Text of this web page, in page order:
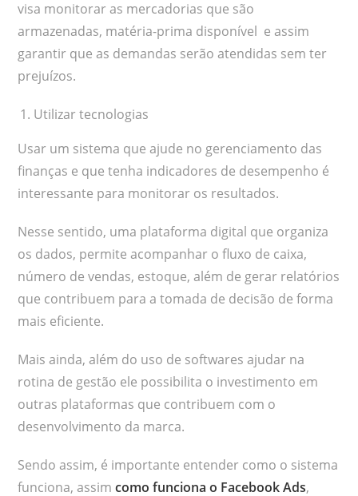
visa monitorar as mercadorias que são
armazenadas, matéria-prima disponível e assim
garantir que as demandas serão atendidas sem ter
prejuízos.
Utilizar tecnologias
Usar um sistema que ajude no gerenciamento das
finanças e que tenha indicadores de desempenho é
interessante para monitorar os resultados.
Nesse sentido, uma plataforma digital que organiza
os dados, permite acompanhar o fluxo de caixa,
número de vendas, estoque, além de gerar relatórios
que contribuem para a tomada de decisão de forma
mais eficiente.
Mais ainda, além do uso de softwares ajudar na
rotina de gestão ele possibilita o investimento em
outras plataformas que contribuem com o
desenvolvimento da marca.
Sendo assim, é importante entender como o sistema
funciona, assim como funciona o Facebook Ads,